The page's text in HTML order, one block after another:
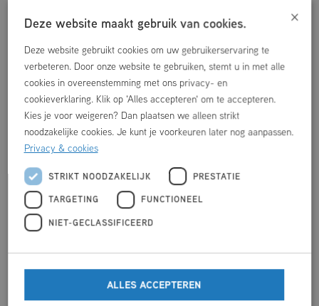
Vorige Volgende
×
Deze website maakt gebruik van cookies.
Deze website gebruikt cookies om uw gebruikerservaring te
verbeteren. Door onze website te gebruiken, stemt u in met alle
cookies in overeenstemming met ons privacy- en
cookieverklaring. Klik op 'Alles accepteren' om te accepteren.
Kies je voor weigeren? Dan plaatsen we alleen strikt
noodzakelijke cookies. Je kunt je voorkeuren later nog aanpassen.
Privacy & cookies
STRIKT NOODZAKELIJK PRESTATIE
TARGETING FUNCTIONEEL
NIET-GECLASSIFICEERD
ALLES ACCEPTEREN